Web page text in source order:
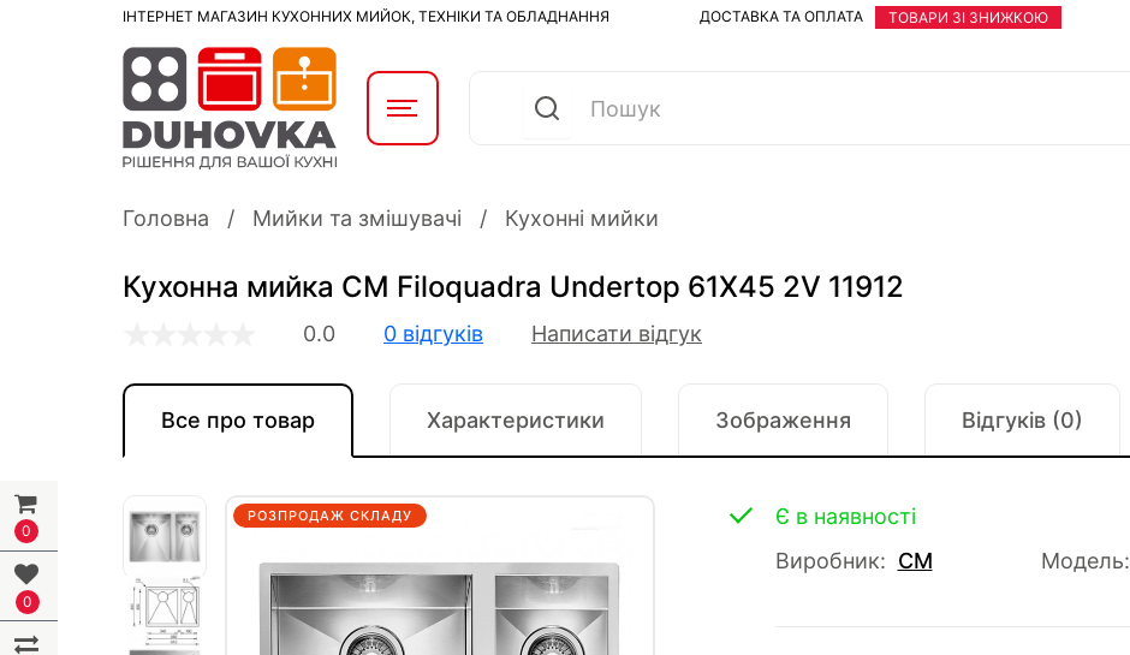
0
0
ІНТЕРНЕТ МАГАЗИН КУХОННИХ МИЙОК, ТЕХНІКИ ТА ОБЛАДНАННЯ ДОСТАВКА ТА ОПЛАТА ТОВАРИ ЗІ ЗНИЖКОЮ
Головна Мийки та змішувачі Кухонні мийки
Кухонна мийка CM Filoquadra Undertop 61Х45 2V 11912
0.0 0 відгуків Написати відгук
Все про товар Характеристики Зображення Відгуків (0)
РОЗПРОДАЖ СКЛАДУ
Є в наявності
Виробник: CM Модель: